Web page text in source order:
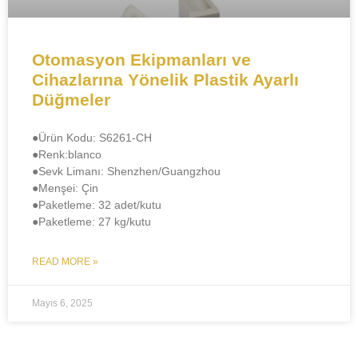
Otomasyon Ekipmanları ve
Cihazlarına Yönelik Plastik Ayarlı
Düğmeler
●Ürün Kodu: S6261-CH
●​​Renk:blanco
●Sevk Limanı: Shenzhen/Guangzhou
●​Menşei: Çin
●Paketleme: 32 adet/kutu
●Paketleme: 27 kg/kutu
READ MORE »
Mayıs 6, 2025